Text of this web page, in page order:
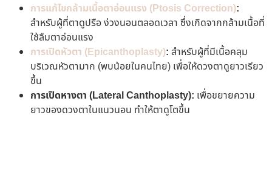
การแก้ไขกล้ามเนื้อตาอ่อนแรง (Ptosis Correction):
สำหรับผู้ที่ตาดูปรือ ง่วงนอนตลอดเวลา ซึ่งเกิดจากกล้ามเนื้อที่
ใช้ลืมตาอ่อนแรง
การเปิดหัวตา (Epicanthoplasty): สำหรับผู้ที่มีเนื้อคลุม
บริเวณหัวตามาก (พบน้อยในคนไทย) เพื่อให้ดวงตาดูยาวเรียว
ขึ้น
การเปิดหางตา (Lateral Canthoplasty): เพื่อขยายความ
ยาวของดวงตาในแนวนอน ทำให้ตาดูโตขึ้น